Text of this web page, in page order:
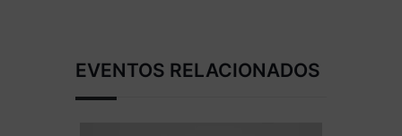
EVENTOS RELACIONADOS